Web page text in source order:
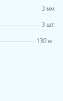
3 мм.
3 шт.
130 кг.